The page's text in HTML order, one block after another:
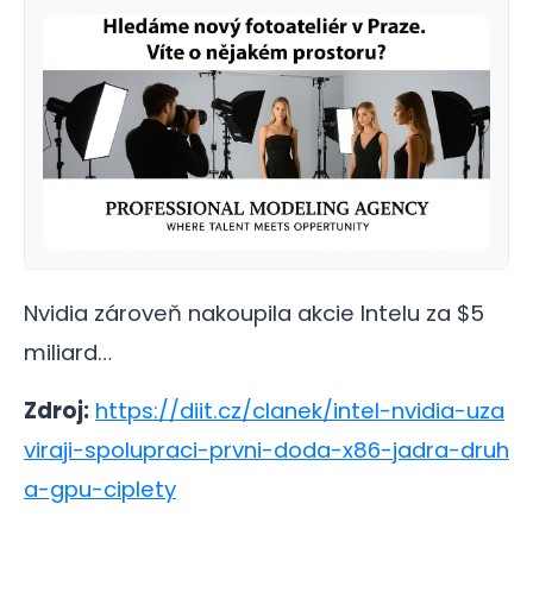
Nvidia zároveň nakoupila akcie Intelu za $5
miliard…
Zdroj: https://diit.cz/clanek/intel-nvidia-uza
viraji-spolupraci-prvni-doda-x86-jadra-druh
a-gpu-ciplety